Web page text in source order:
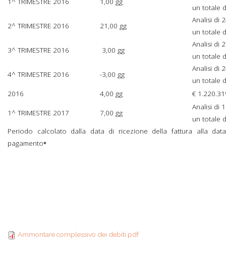
un totale
2^ TRIMESTRE 2016
21,00 gg
Analisi di
un totale
3^ TRIMESTRE 2016
3,00 gg
Analisi di
un totale
4^ TRIMESTRE 2016
-3,00 gg
Analisi di
un totale
2016
4,00 gg €
1^ TRIMESTRE 2017 7,00 gg
Analisi di
un totale
Periodo calcolato dalla data di ricezione della fattura alla
pagamento*
Ammontare
Ammontare complessivo dei debiti.pdf